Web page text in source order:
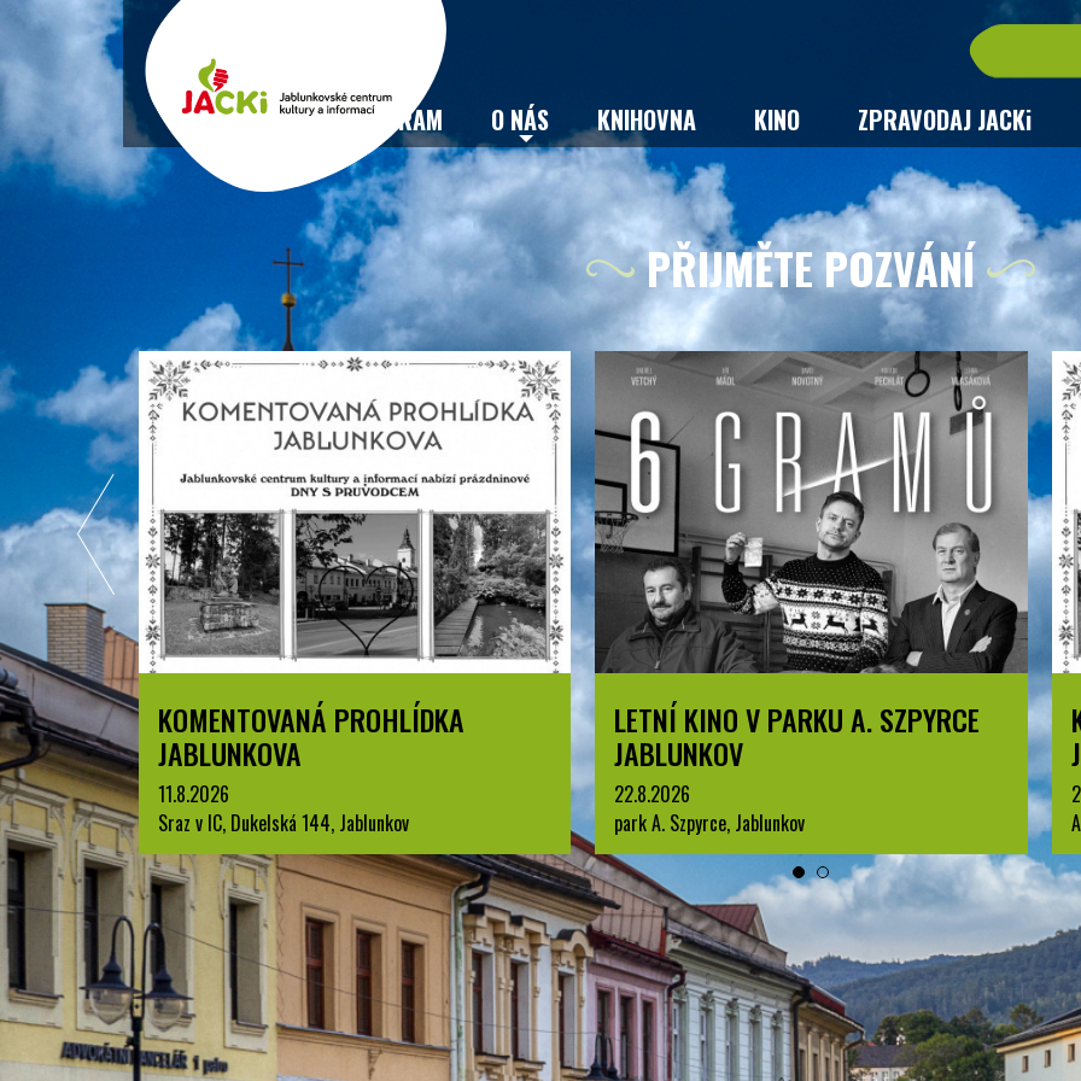
VSTUPENKY PROGRAM O NÁS KNIHOVNA KINO ZPRAVODAJ JACKi
PŘIJMĚTE POZVÁNÍ
KOMENTOVANÁ PROHLÍDKA
JABLUNKOVA
11.8.2026
Sraz v IC, Dukelská 144, Jablunkov
LETNÍ KINO V PARKU A. SZPYRCE
JABLUNKOV
22.8.2026
park A. Szpyrce, Jablunkov